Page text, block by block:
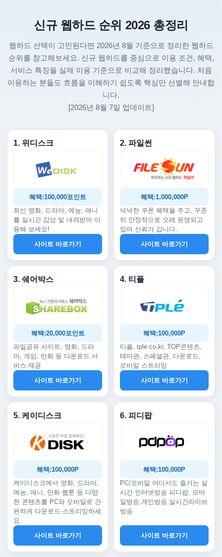
신규 웹하드 순위 2026 총정리
웹하드 선택이 고민된다면 2026년 8월 기준으로 정리한 웹하드
순위를 참고해보세요. 신규 웹하드를 중심으로 이용 조건, 혜택,
서비스 특징을 실제 이용 기준으로 비교해 정리했습니다. 처음
이용하는 분들도 흐름을 이해하기 쉽도록 핵심만 선별해 안내합
니다.
[2026년 8월 7일 업데이트]
1. 위디스크
혜택:100,000포인트
최신 영화, 드라마, 예능, 애니
를 실시간 감상 및 내려받아 이
용해 보세요!
사이트 바로가기
2. 파일썬
혜택:1,000,000P
넉넉한 쿠폰 혜택을 주고, 꾸준
히 안정적으로 오래 운영되고
있어 신뢰가 갑니다.
사이트 바로가기
3. 쉐어박스
혜택:20,000포인트
파일공유 사이트, 영화, 드라
마, 게임, 만화 등 다운로드 서
비스 제공
사이트 바로가기
4. 티플
혜택:100,000P
티플, tple.co.kr, TOP콘텐츠,
테마관, 스페셜관, 다운로드,
모바일 스트리밍
사이트 바로가기
5. 케이디스크
혜택:100,000P
케이디스크에서 영화, 드라마,
예능, 애니, 만화·웹툰 등 다양
한 콘텐츠를 PC와 모바일로 간
편하게 다운로드·스트리밍하세
요.
사이트 바로가기
6. 피디팝
혜택:100,000P
PC/모바일 어디서도 즐기는 실
시간 인터넷방송 피디팝, 모바
일방송,개인방송,실시간라이브
방송
사이트 바로가기